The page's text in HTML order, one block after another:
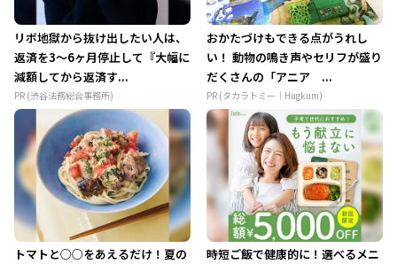
リボ地獄から抜け出したい人は、
返済を3～6ヶ月停止して『大幅に
減額してから返済す...
PR (渋谷法務総合事務所)
おかたづけもできる点がうれし
い！ 動物の鳴き声やセリフが盛り
だくさんの「アニア ...
PR (タカラトミー｜Hugkum)
トマトと○○をあえるだけ！夏の
時短ご飯で健康的に！選べるメニ